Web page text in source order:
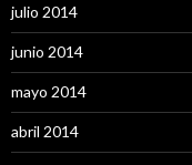
julio 2014
junio 2014
mayo 2014
abril 2014